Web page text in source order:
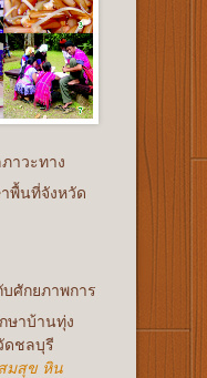
าวะทาง
พื้นที่จังหวัด
บศักยภาพการ
ษาบ้านทุ่ง
ดชลบุรี
มสุข หิน